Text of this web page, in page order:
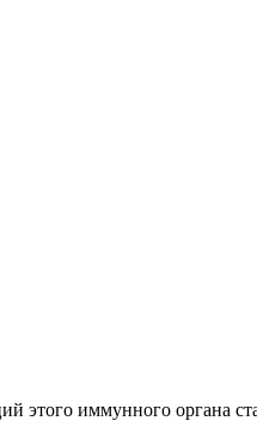
этого иммунного органа